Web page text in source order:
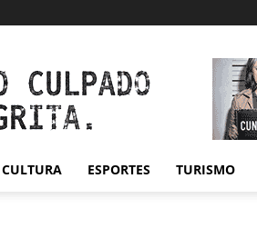
CULTURA ESPORTES TURISMO